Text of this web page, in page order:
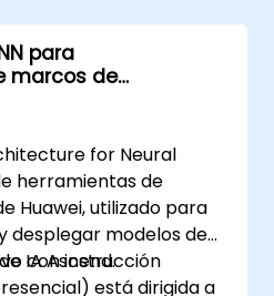
para
marcos de
for Neural
herramientas de
Huawei, utilizado para
desplegar modelos de
IA Ascend.
con instrucción
está dirigida a